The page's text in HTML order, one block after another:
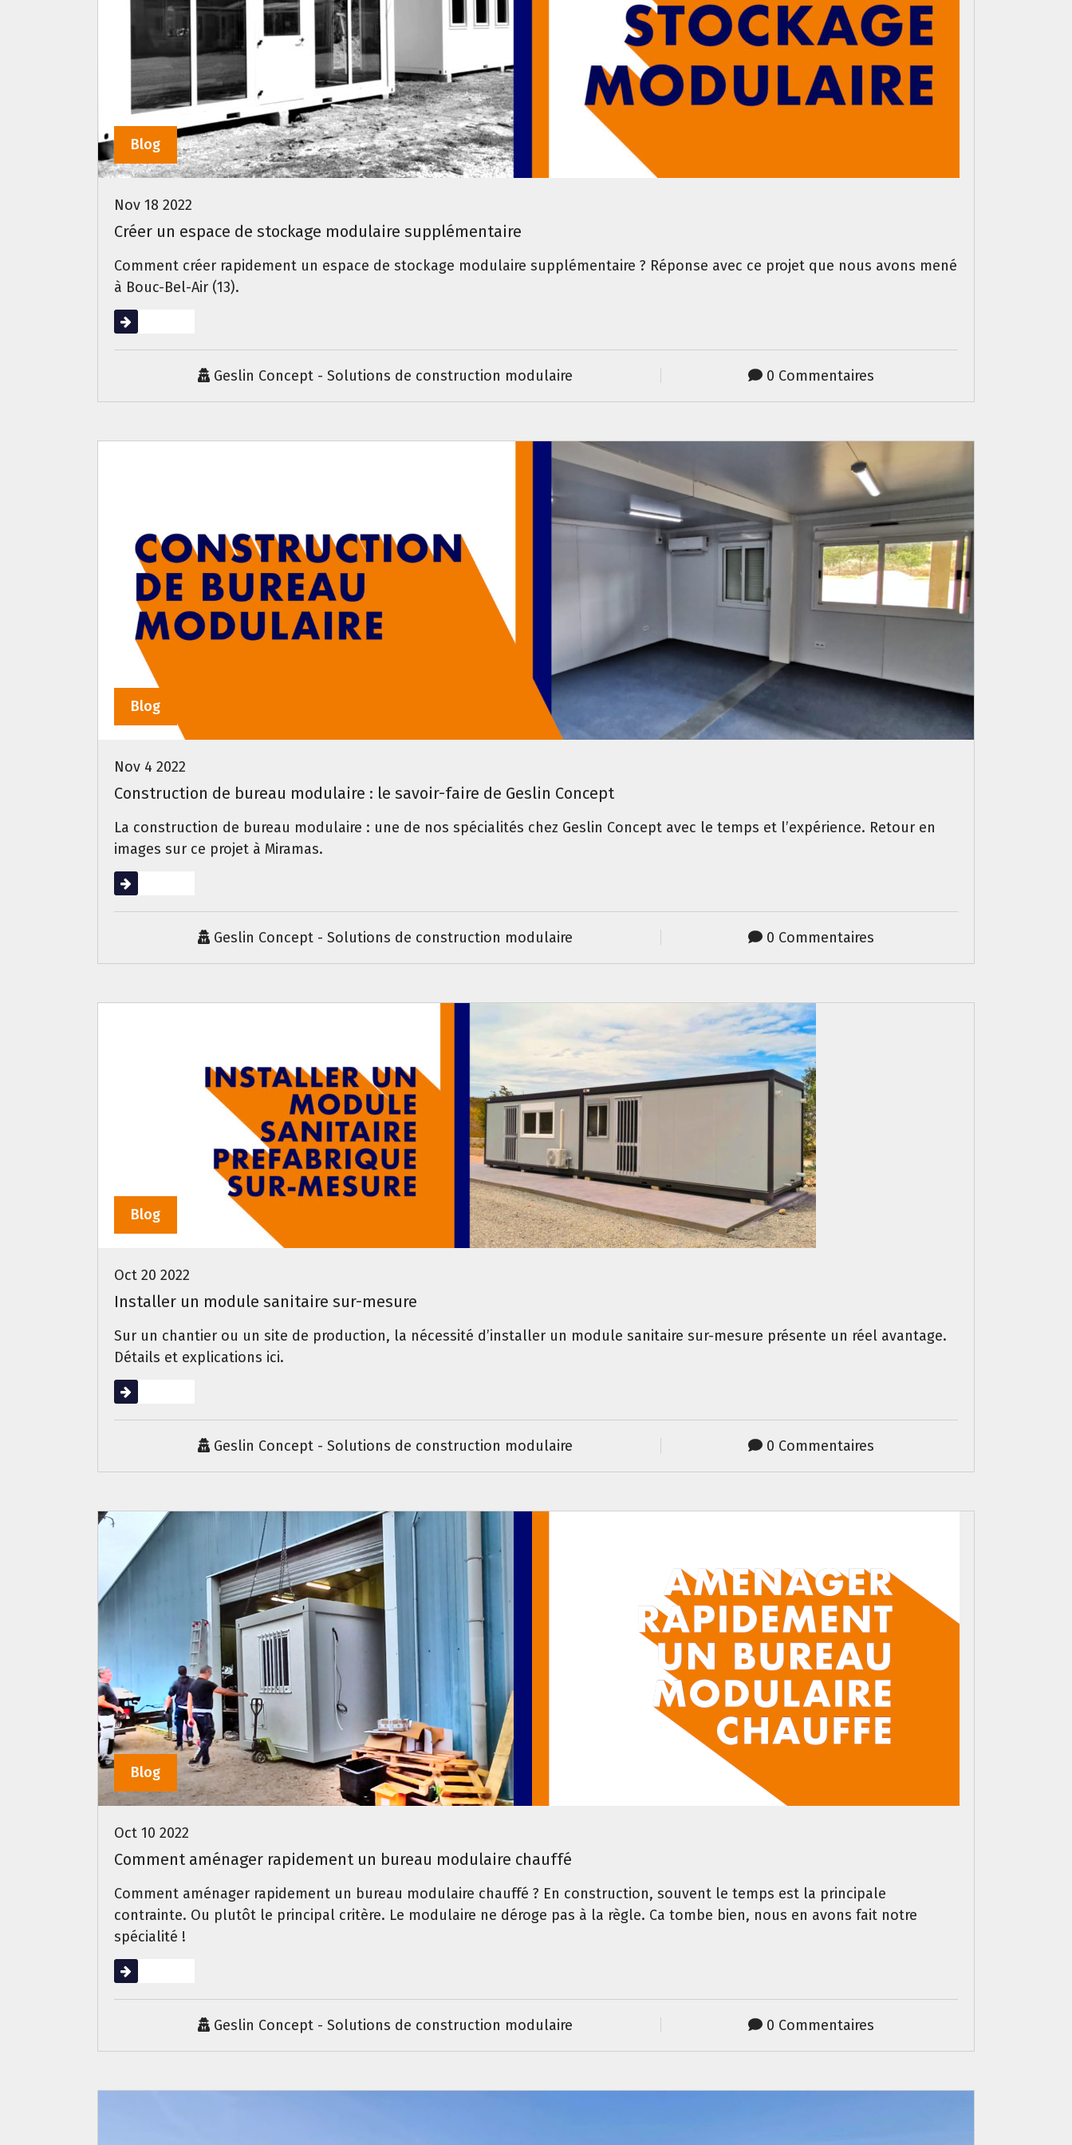
Blog
Nov 18 2022
Créer un espace de stockage modulaire supplémentaire
Comment créer rapidement un espace de stockage modulaire supplémentaire ? Réponse avec ce projet que nous avons mené
à Bouc-Bel-Air (13).
Lire la suite
Geslin Concept - Solutions de construction modulaire 0 Commentaires
Blog
Nov 4 2022
Construction de bureau modulaire : le savoir-faire de Geslin Concept
La construction de bureau modulaire : une de nos spécialités chez Geslin Concept avec le temps et l’expérience. Retour en
images sur ce projet à Miramas.
Lire la suite
Geslin Concept - Solutions de construction modulaire 0 Commentaires
Blog
Oct 20 2022
Installer un module sanitaire sur-mesure
Sur un chantier ou un site de production, la nécessité d’installer un module sanitaire sur-mesure présente un réel avantage.
Détails et explications ici.
Lire la suite
Geslin Concept - Solutions de construction modulaire 0 Commentaires
Blog
Oct 10 2022
Comment aménager rapidement un bureau modulaire chauffé
Comment aménager rapidement un bureau modulaire chauffé ? En construction, souvent le temps est la principale
contrainte. Ou plutôt le principal critère. Le modulaire ne déroge pas à la règle. Ca tombe bien, nous en avons fait notre
spécialité !
Lire la suite
Geslin Concept - Solutions de construction modulaire 0 Commentaires